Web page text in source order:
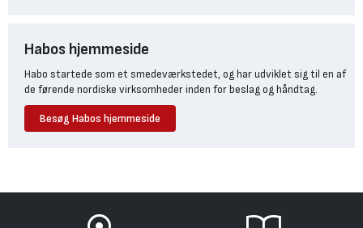
Habos hjemmeside
Habo startede som et smedeværkstedet, og har udviklet sig til en af
de førende nordiske virksomheder inden for beslag og håndtag.
Besøg Habos hjemmeside